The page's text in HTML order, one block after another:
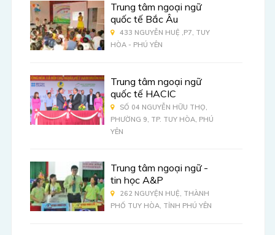
Trung tâm ngoại ngữ
quốc tế Bắc Âu
433 NGUYỄN HUỆ ,P7, TUY
HÒA - PHÚ YÊN
Trung tâm ngoại ngữ
quốc tế HACIC
SỐ 04 NGUYỄN HỮU THỌ,
PHƯỜNG 9, TP. TUY HÒA, PHÚ
YÊN
Trung tâm ngoại ngữ -
tin học A&P
262 NGUYỆN HUỆ, THÀNH
PHỐ TUY HÒA, TỈNH PHÚ YÊN